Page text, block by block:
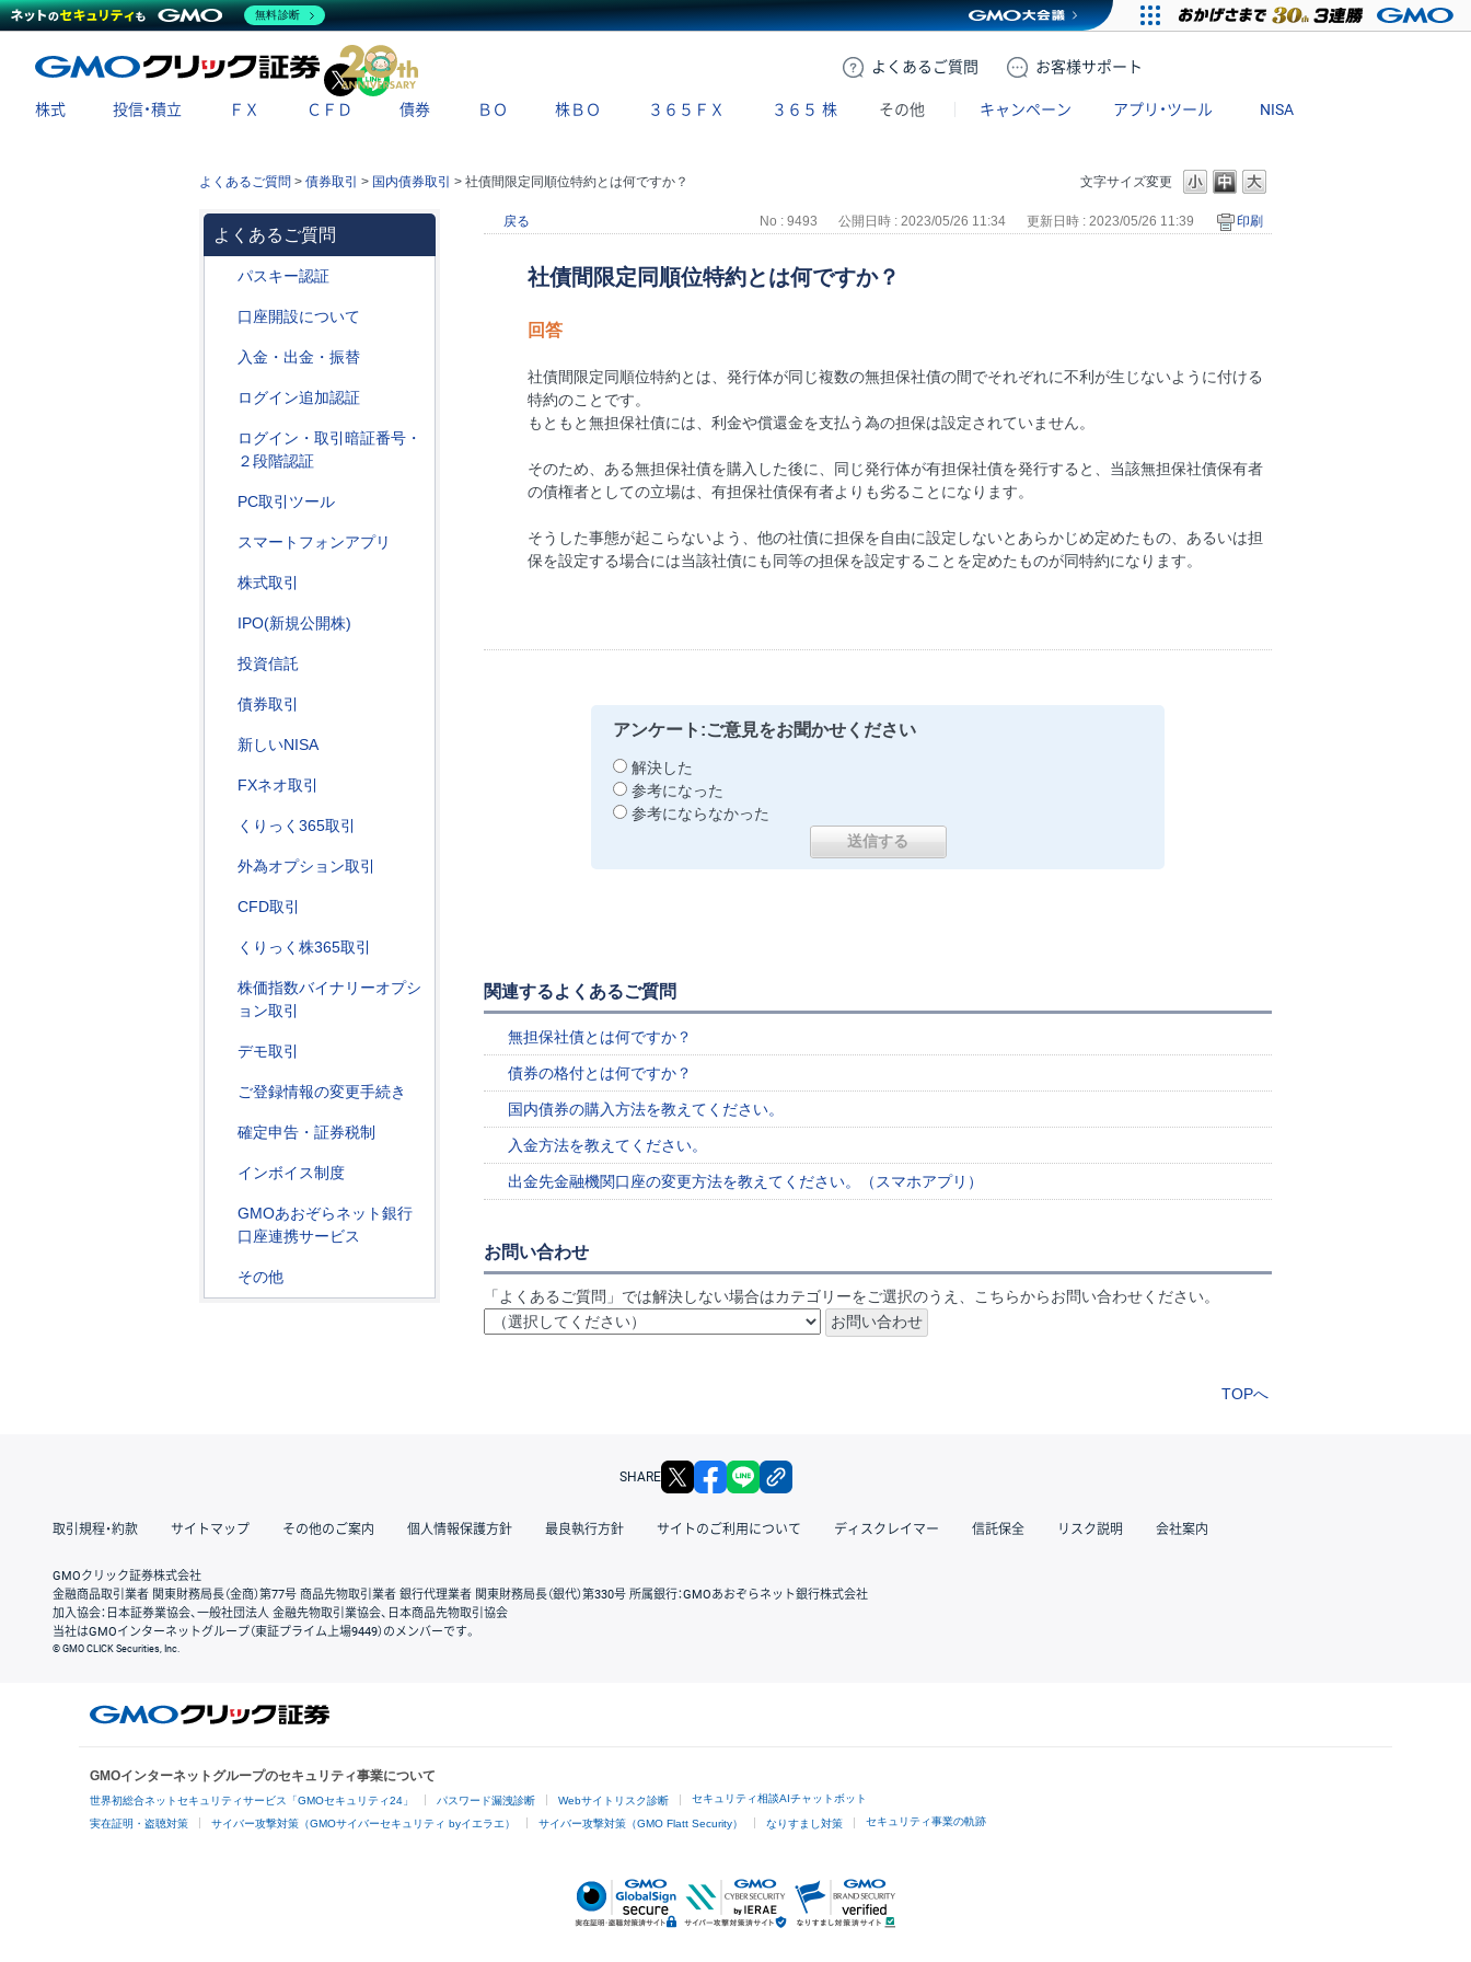
よくある ご質問 お客様サポート
X
株式 投信・積立 ＦＸ ＣＦＤ 債券 ＢＯ 株ＢＯ ３６５ＦＸ ３６５ 株 その他 キャンペーン アプリ・ツール NISA
文字サイズ変更
よくあるご質問 > 債券取引 > 国内債券取引 > 社債間限定同順位特約とは何ですか？
よくあるご質問
パスキー認証
口座開設について
入金・出金・振替
ログイン追加認証
ログイン・取引暗証番号・
２段階認証
PC取引ツール
スマートフォンアプリ
株式取引
IPO(新規公開株)
投資信託
債券取引
新しいNISA
FXネオ取引
くりっく365取引
外為オプション取引
CFD取引
くりっく株365取引
株価指数バイナリーオプシ
ョン取引
デモ取引
ご登録情報の変更手続き
確定申告・証券税制
インボイス制度
GMOあおぞらネット銀行
口座連携サービス
その他
戻る No : 9493 公開日時 : 2023/05/26 11:34 更新日時 : 2023/05/26 11:39 印刷
社債間限定同順位特約とは何ですか？
回答
社債間限定同順位特約とは、発行体が同じ複数の無担保社債の間でそれぞれに不利が生じないように付ける
特約のことです。
もともと無担保社債には、利金や償還金を支払う為の担保は設定されていません。
そのため、ある無担保社債を購入した後に、同じ発行体が有担保社債を発行すると、当該無担保社債保有者
の債権者としての立場は、有担保社債保有者よりも劣ることになります。
そうした事態が起こらないよう、他の社債に担保を自由に設定しないとあらかじめ定めたもの、あるいは担
保を設定する場合には当該社債にも同等の担保を設定することを定めたものが同特約になります。
アンケート:ご意見をお聞かせください
解決した
参考になった
参考にならなかった
関連するよくあるご質問
無担保社債とは何ですか？
債券の格付とは何ですか？
国内債券の購入方法を教えてください。
入金方法を教えてください。
出金先金融機関口座の変更方法を教えてください。（スマホアプリ）
お問い合わせ
「よくあるご質問」では解決しない場合はカテゴリーをご選択のうえ、こちらからお問い合わせください。
TOPへ
SHARE X facebook
取引規程・約款 サイトマップ その他のご案内 個人情報保護方針 最良執行方針 サイトのご利用について ディスクレイマー 信託保全 リスク説明 会社案内
GMOクリック証券株式会社
金融商品取引業者 関東財務局長（金商）第77号 商品先物取引業者 銀行代理業者 関東財務局長（銀代）第330号 所属銀行：GMOあおぞらネット銀行株式会社
加入協会：日本証券業協会、一般社団法人 金融先物取引業協会、日本商品先物取引協会
当社はGMOインターネットグループ（東証プライム上場9449）のメンバーです。
© GMO CLICK Securities, Inc.
GMOインターネットグループのセキュリティ事業について
世界初総合ネットセキュリティサービス「GMOセキュリティ24」 パスワード漏洩診断 Webサイトリスク診断 セキュリティ相談AIチャットボット
実在証明・盗聴対策 サイバー攻撃対策（GMOサイバーセキュリティ byイエラエ） サイバー攻撃対策（GMO Flatt Security） なりすまし対策 セキュリティ事業の軌跡
無料診断